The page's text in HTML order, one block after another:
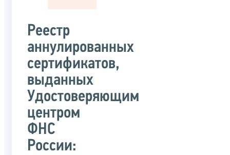
Реестр
аннулированных
сертификатов,
выданных
Удостоверяющим
центром
ФНС
России: